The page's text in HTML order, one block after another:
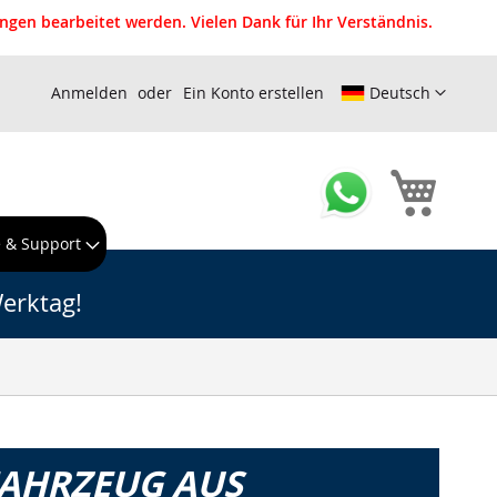
bearbeitet werden. Vielen Dank für Ihr Verständnis.
Deutsch
Anmelden Ein Konto erstellen
& Support
AUS